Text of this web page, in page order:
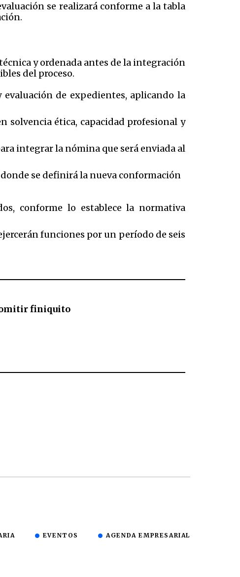
se realizará conforme a la tabla
y ordenada antes de la integración
del proceso.
de expedientes, aplicando la
solvencia ética, capacidad profesional y
integrar la nómina que será enviada al
se definirá la nueva conformación
conforme lo establece la normativa
funciones por un período de seis
omitir finiquito
EVENTOS AGENDA EMPRESARIAL